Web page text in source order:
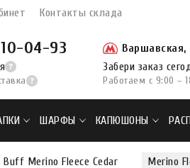
Контакты склада
04-93
Варшавская,
Забери заказ
Работаем с 9:00 –
ШАРФЫ КАПЮШОНЫ
Merino Fleece Cedar Merino